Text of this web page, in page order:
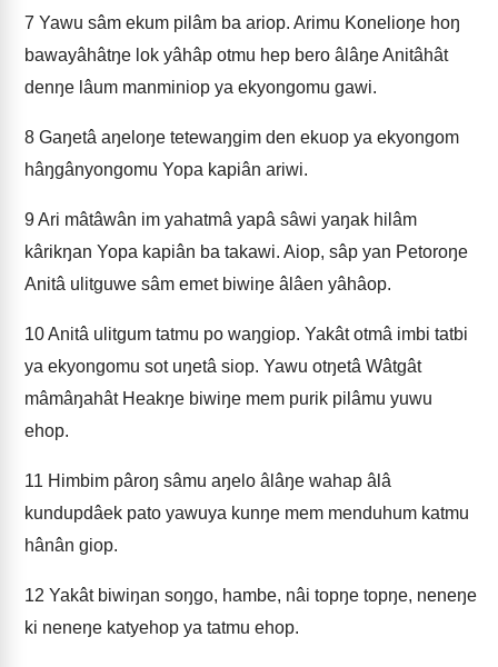
7 Yawu sâm ekum pilâm ba ariop. Arimu Konelioŋe hoŋ
bawayâhâtŋe lok yâhâp otmu hep bero âlâŋe Anitâhât
denŋe lâum manminiop ya ekyongomu gawi.
8 Gaŋetâ aŋeloŋe tetewaŋgim den ekuop ya ekyongom
hâŋgânyongomu Yopa kapiân ariwi.
9Ari mâtâwân im yahatmâ yapâ sâwi yaŋak hilâm
kârikŋan Yopa kapiân ba takawi. Aiop, sâp yan Petoroŋe
Anitâ ulitguwe sâm emet biwiŋe âlâen yâhâop.
10Anitâ ulitgum tatmu po waŋgiop. Yakât otmâ imbi tatbi
ya ekyongomu sot uŋetâ siop. Yawu otŋetâ Wâtgât
mâmâŋahât Heakŋe biwiŋe mem purik pilâmu yuwu
ehop.
11 Himbim pâroŋ sâmu aŋelo âlâŋe wahap âlâ
kundupdâek pato yawuya kunŋe mem menduhum katmu
hânân giop.
12 Yakât biwiŋan soŋgo, hambe, nâi topŋe topŋe, neneŋe
ki neneŋe katyehop ya tatmu ehop.